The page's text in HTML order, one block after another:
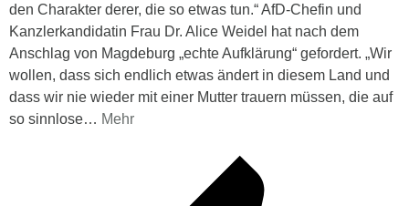
den Charakter derer, die so etwas tun.“ AfD-Chefin und
Kanzlerkandidatin Frau Dr. Alice Weidel hat nach dem
Anschlag von Magdeburg „echte Aufklärung“ gefordert. „Wir
wollen, dass sich endlich etwas ändert in diesem Land und
dass wir nie wieder mit einer Mutter trauern müssen, die auf
so sinnlose… Mehr